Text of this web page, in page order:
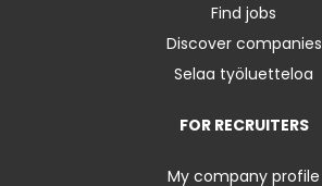
Find jobs
Discover companies
Selaa työluetteloa
FOR RECRUITERS
My company profile